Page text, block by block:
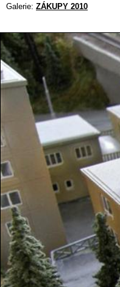
Galerie: ZÁKUPY 2010